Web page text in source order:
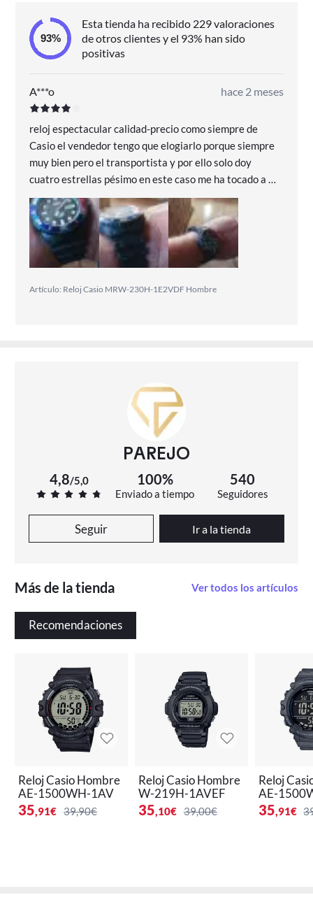
Esta tienda ha recibido 229 valoraciones
de otros clientes y el 93% han sido
positivas
A***o hace 2 meses
reloj espectacular calidad-precio como siempre de
Casio el vendedor tengo que elogiarlo porque siempre
muy bien pero el transportista y por ello solo doy
cuatro estrellas pésimo en este caso me ha tocado a mí
desplazarme a recoger el paquete a un punto de
entrega sin ningún ningún sentido
Artículo: Reloj Casio MRW-230H-1E2VDF Hombre
PAREJO
4,8/5,0 100%
Enviado a tiempo
540
Seguidores
Seguir Ir a la tienda
Más de la tienda Ver todos los artículos
Recomendaciones
Reloj Casio Hombre
AE-1500WH-1AV
35,91€ 39,90€
Reloj Casio Hombre
W-219H-1AVEF
35,10€ 39,00€
Reloj
AE-
35,91€